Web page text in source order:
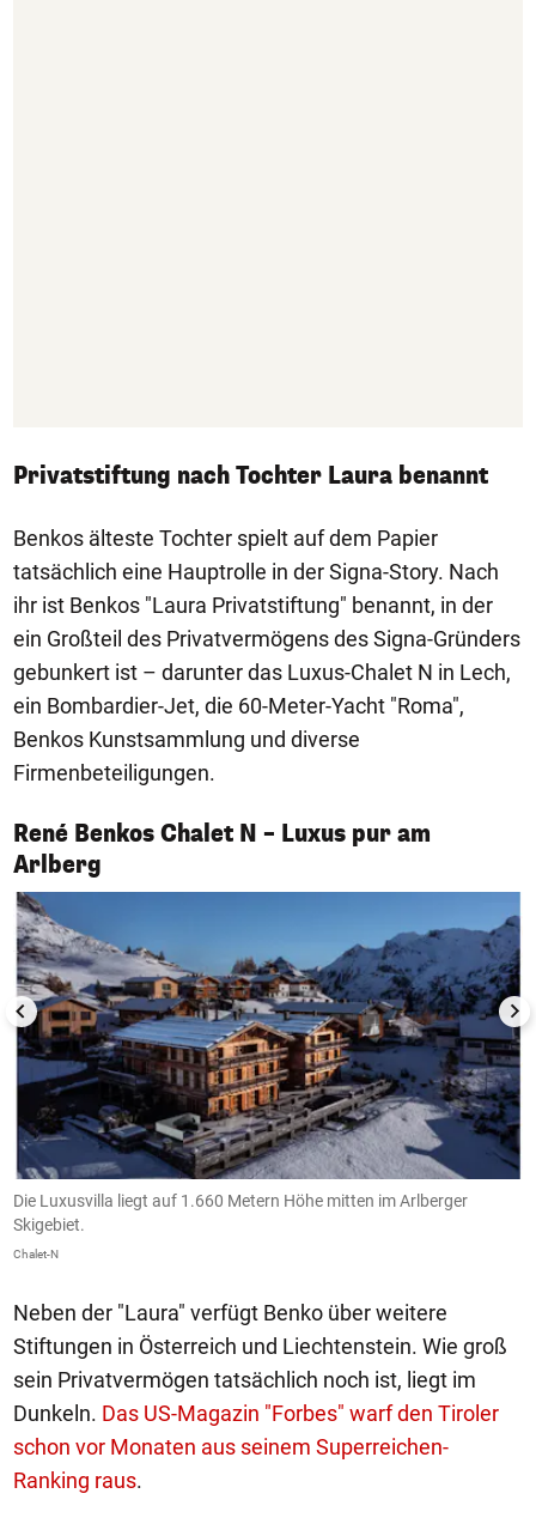
Privatstiftung nach Tochter Laura benannt
Benkos älteste Tochter spielt auf dem Papier
tatsächlich eine Hauptrolle in der Signa-Story. Nach
ihr ist Benkos "Laura Privatstiftung" benannt, in der
ein Großteil des Privatvermögens des Signa-Gründers
gebunkert ist – darunter das Luxus-Chalet N in Lech,
ein Bombardier-Jet, die 60-Meter-Yacht "Roma",
Benkos Kunstsammlung und diverse
Firmenbeteiligungen.
René Benkos Chalet N – Luxus pur am
Arlberg
1/10
Die Luxusvilla liegt auf 1.660 Metern Höhe mitten im Arlberger
Skigebiet.
Chalet-N
Neben der "Laura" verfügt Benko über weitere
Stiftungen in Österreich und Liechtenstein. Wie groß
sein Privatvermögen tatsächlich noch ist, liegt im
Dunkeln. Das US-Magazin "Forbes" warf den Tiroler
schon vor Monaten aus seinem Superreichen-
Ranking raus.